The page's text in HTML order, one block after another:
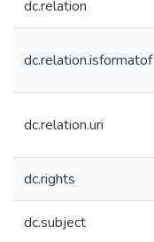
dc.relation
dc.relation.isformatof
dc.relation.uri
dc.rights
dc.subject